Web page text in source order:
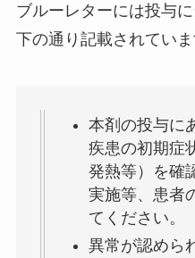
ブルーレターには投与
下の通り記載されていま
本剤の投与に
疾患の初期症
発熱等）を確
実施等、患者
てください。
異常が認めら